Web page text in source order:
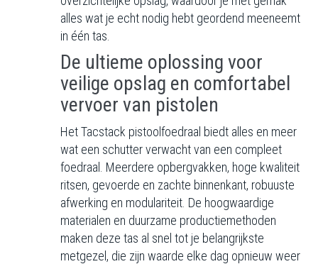
alles wat je echt nodig hebt geordend meeneemt
in één tas.
De ultieme oplossing voor
veilige opslag en comfortabel
vervoer van pistolen
Het Tacstack pistoolfoedraal biedt alles en meer
wat een schutter verwacht van een compleet
foedraal. Meerdere opbergvakken, hoge kwaliteit
ritsen, gevoerde en zachte binnenkant, robuuste
afwerking en modulariteit. De hoogwaardige
materialen en duurzame productiemethoden
maken deze tas al snel tot je belangrijkste
metgezel, die zijn waarde elke dag opnieuw weer